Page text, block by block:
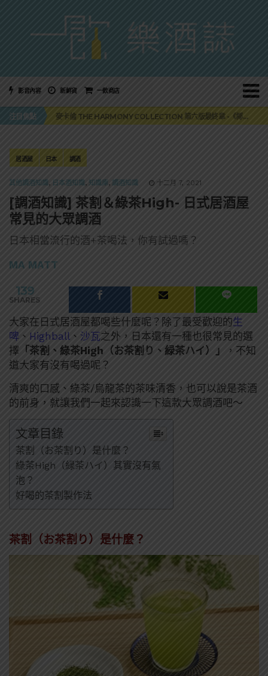
影音內容 新鮮貨 一飲商店
注目焦點
美國正式恢復蘇格蘭威士忌零關稅！烈酒產業再次迎來重磅利多
麥卡倫 THE HARMONY COLLECTION 第六版最終章 -《椰風煖韻》
角嗨尬炸物X爽快這一步，角瓶攜手頂呱呱 全新套餐限時登場
美國正式恢復蘇格蘭威士忌零關稅！烈酒產業再次迎來重磅利多
居酒屋 日本 調酒
其他調酒知識, 日本酒知識 , 知識庫, 調酒知識 十二月 7, 2021
[調酒知識] 茶割＆綠茶High- 日式居酒屋
常見的大眾調酒
日本相當流行的酒+茶喝法，你有試過嗎？
MA MATT
139
SHARES
大家在日式居酒屋都喝些什麼呢？除了最受歡迎的生
啤 、 Highball 、 沙瓦之外，日本還有一種也很常見的選
擇 「茶割、綠茶High（お茶割り、緑茶ハイ）」
，不知
道大家有沒有喝過呢？
清爽的口感、綠茶/烏龍茶的茶味清香，也可以說是茶酒
的前身，就讓我們一起來認識一下這款大眾調酒吧～
文章目錄
茶割（お茶割り）是什麼？
綠茶High（緑茶ハイ）其實沒有氣
泡？
好喝的茶割製作法
茶割（お茶割り）是什麼？